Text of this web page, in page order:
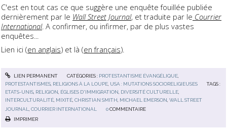
C'est en tout cas ce que suggère une enquête fouillée publiée
dernièrement par le Wall Street Journal, et traduite par le Courrier
International. A confirmer, ou infirmer, par de plus vastes
enquêtes...
Lien ici (en anglais) et là (en français).
LIEN PERMANENT CATÉGORIES : PROTESTANTISME ÉVANGÉLIQUE,
PROTESTANTISMES RELIGIONS À LA LOUPE USA : MUTATIONS SOCIORELIGIEUSES
TAGS :
ETATS-UNIS RELIGION ÉGLISES D'IMMIGRATION DIVERSITÉ CULTURELLE
INTERCULTURALITÉ MIXITÉ ,CHRISTIAN SMITH MICHAEL EMERSON ,WALL STREET
JOURNAL,COURRIER INTERNATIONAL 0 COMMENTAIRE
IMPRIMER